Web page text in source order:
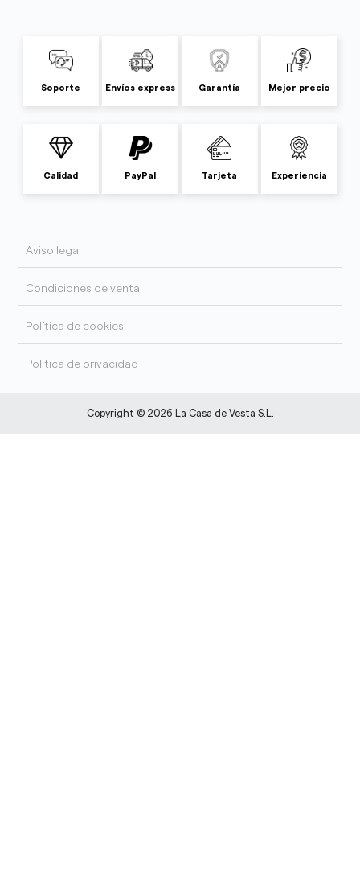
Soporte Envíos express Garantía Mejor precio
Calidad PayPal Tarjeta Experiencia
Aviso legal
Condiciones de venta
Política de cookies
Politica de privacidad
Copyright © 2026 La Casa de Vesta S.L.